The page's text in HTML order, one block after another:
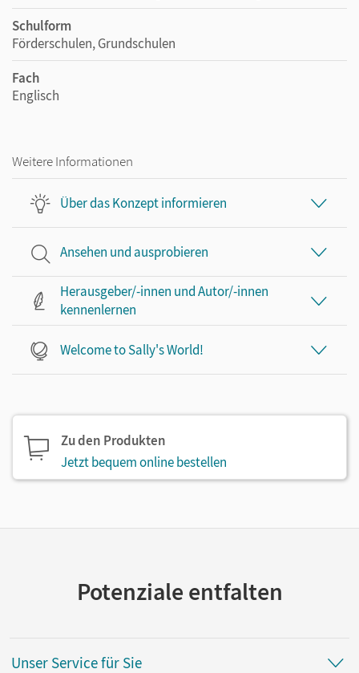
Schulform
Förderschulen, Grundschulen
Fach
Englisch
Weitere Informationen
Über das Konzept informieren
Ansehen und ausprobieren
Herausgeber/-innen und Autor/-innen
kennenlernen
Welcome to Sally's World!
Zu den Produkten
Jetzt bequem online bestellen
Potenziale entfalten
Unser Service für Sie